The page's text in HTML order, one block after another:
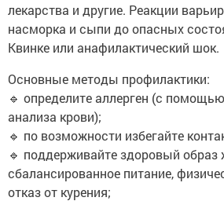
лекарства и другие. Реакции
насморка и сыпи до опасных
Квинке или анафилактический шок.
Основные методы профилактики:
🔹 определите аллерген (с
анализа крови);
🔹 по возможности избегайте
🔹 поддерживайте здоровый образ
сбалансированное питание,
отказ от курения;